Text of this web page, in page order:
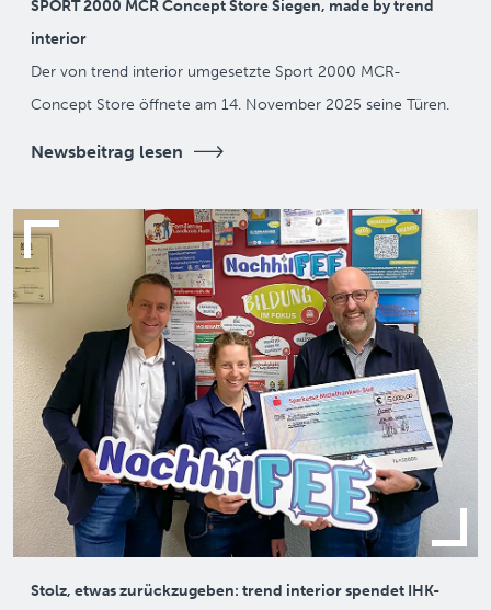
SPORT 2000 MCR Concept Store Siegen, made by trend
interior
Der von trend interior umgesetzte Sport 2000 MCR-
Concept Store öffnete am 14. November 2025 seine Türen.
Newsbeitrag lesen
Stolz, etwas zurückzugeben: trend interior spendet IHK-